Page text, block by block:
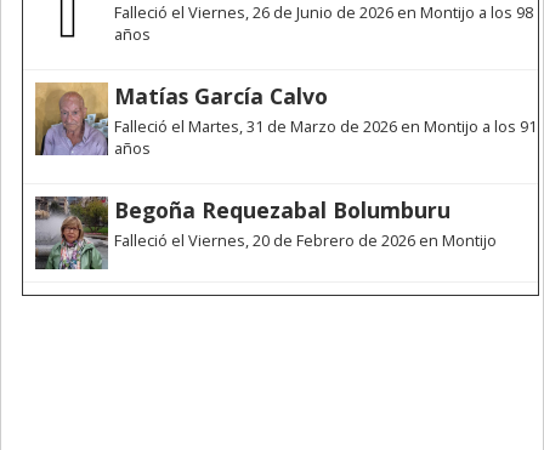
Falleció el Viernes, 26 de Junio de 2026 en Montijo a los 98
años
Matías García Calvo
Falleció el Martes, 31 de Marzo de 2026 en Montijo a los 91
años
Begoña Requezabal Bolumburu
Falleció el Viernes, 20 de Febrero de 2026 en Montijo